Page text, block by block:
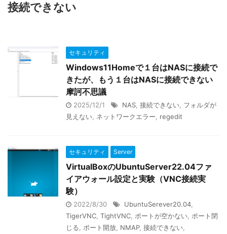
接続できない
セキュリティ
Windows11Homeで１台はNASに接続で
きたが、もう１台はNASに接続できない
摩訶不思議
2025/12/1 NAS 接続できない フォルダが
見えない ネットワークエラー regedit
セキュリティ Server
VirtualBoxのUbuntuServer22.04ファ
イアウォール設定と実験（VNC接続実
験）
2022/8/30 UbuntuSerever20.04
TigerVNC TightVNC ポートが空かない ポート閉
じる
ポート開放 NMAP, 接続できない